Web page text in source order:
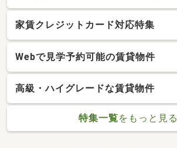
家賃クレジットカード対応特集
Webで見学予約可能の賃貸物件
高級・ハイグレードな賃貸物件
特集一覧をもっと見る